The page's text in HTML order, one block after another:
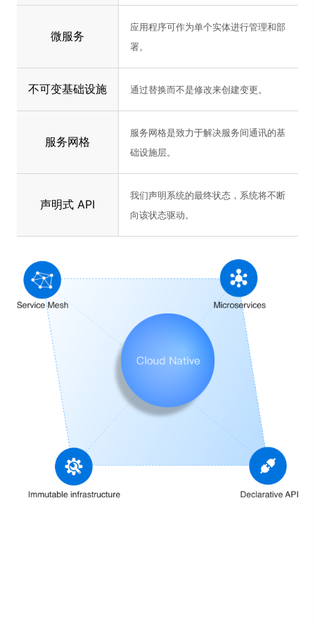
微服务
应用程序可作为单个实体进行管理和部
署。
不可变基础设施 通过替换而不是修改来创建变更。
服务网格
服务网格是致力于解决服务间通讯的基
础设施层。
声明式 API
我们声明系统的最终状态，系统将不断
向该状态驱动。